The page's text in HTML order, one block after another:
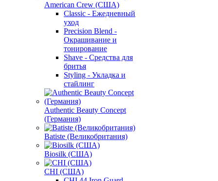
American Crew (США)
Classic - Ежедневный
уход
Precision Blend -
Окрашивание и
тонирование
Shave - Средства для
бритья
Styling - Укладка и
стайлинг
Authentic Beauty Concept
(Германия)
Batiste (Великобритания)
Biosilk (США)
CHI (США)